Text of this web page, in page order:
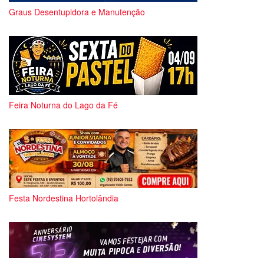
Graus Desentupidora e Manutenção
Feira Noturna do Lago da Fé
Festa Nordestina Hortolândia